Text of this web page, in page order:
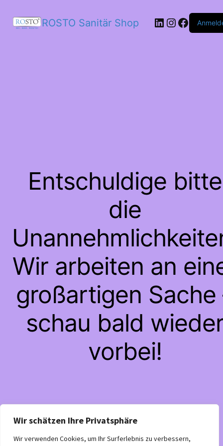
Wir schätzen Ihre Privatsphäre
Wir verwenden Cookies, um Ihr Surferlebnis zu verbessern,
ROSTO Sanitär Shop LinkedIn
Instagram
Entschuldige bitte
die
Wir arbeiten an
großartigen Sache
schau bald
vorbei!